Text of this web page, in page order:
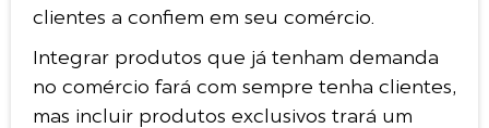
clientes a confiem em seu comércio.
Integrar produtos que já tenham demanda
no comércio fará com sempre tenha clientes,
mas incluir produtos exclusivos trará um